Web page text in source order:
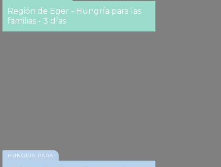
Región de Eger - Hungría para las
familias - 3 días
HUNGRÍA PARA